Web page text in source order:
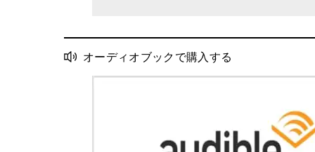
オーディオブックで購入する